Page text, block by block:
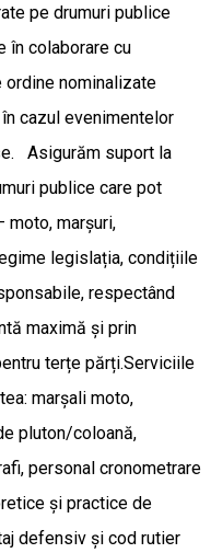
pe drumuri publice
în colaborare cu
nominalizate
cazul evenimentelor
Asigurăm suport la
publice care pot
moto, marșuri,
legislația, condițiile
respectând
maximă și prin
terțe părți.Serviciile
marșali moto,
pluton/coloană,
personal cronometrare
și practice de
defensiv și cod rutier